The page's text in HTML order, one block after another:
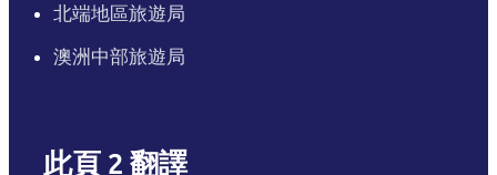
北端地區旅遊局
澳洲中部旅遊局
此頁 2 翻譯